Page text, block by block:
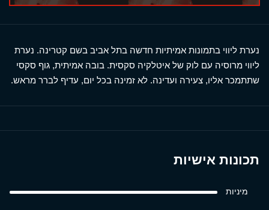
נערת ליווי בתמונות אמיתיות חדשה בתל אביב בשם קטרינה. נערת
ליווי מרוסיה עם לוק של איטלקיה סקסית. בובה אמיתית, גוף סקסי
שתתמכר אליו, צעירה ועדינה. לא זמינה בכל יום, עדיף לברר מראש.
תכונות אישיות
מיניות